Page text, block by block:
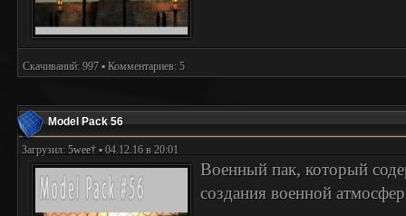
Скачиваний: 997 ▪ Комментариев: 5
Model Pack 56
Загрузил: 5wee† ▪ 04.12.16 в 20:01
Военный пак, который
создания военной